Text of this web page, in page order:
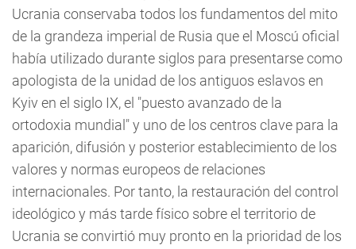
Ucrania conservaba todos los fundamentos del mito
de la grandeza imperial de Rusia que el Moscú oficial
había utilizado durante siglos para presentarse como
apologista de la unidad de los antiguos eslavos en
Kyiv en el siglo IX, el "puesto avanzado de la
ortodoxia mundial" y uno de los centros clave para la
aparición, difusión y posterior establecimiento de los
valores y normas europeos de relaciones
internacionales. Por tanto, la restauración del control
ideológico y más tarde físico sobre el territorio de
Ucrania se convirtió muy pronto en la prioridad de los